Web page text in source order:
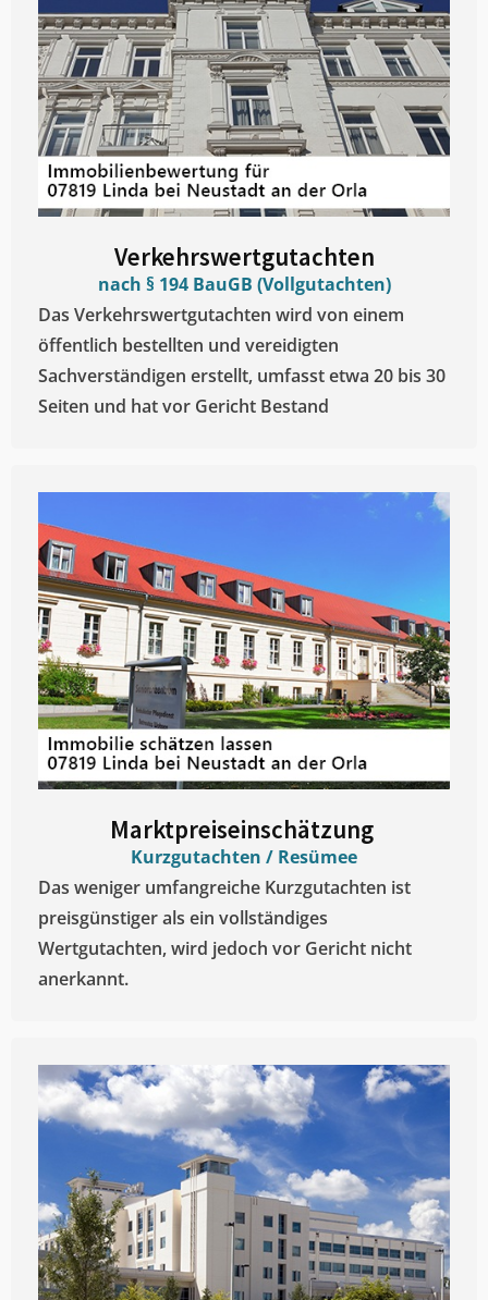
Verkehrswertgutachten
nach § 194 BauGB (Vollgutachten)
Das Verkehrswertgutachten wird von einem
öffentlich bestellten und vereidigten
Sachverständigen erstellt, umfasst etwa 20 bis 30
Seiten und hat vor Gericht Bestand
Marktpreiseinschätzung ​
Kurzgutachten / Resümee
Das weniger umfangreiche Kurzgutachten ist
preisgünstiger als ein vollständiges
Wertgutachten, wird jedoch vor Gericht nicht
anerkannt.